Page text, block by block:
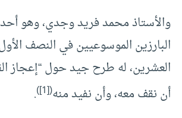
والأستاذ محمد فريد وجدي، وهو أحد
البارزين الموسوعيين في النصف
العشرين، له طرح جيد حول “إعجاز
أن نقف معه، وأن نفيد منه(
[1]
)
.